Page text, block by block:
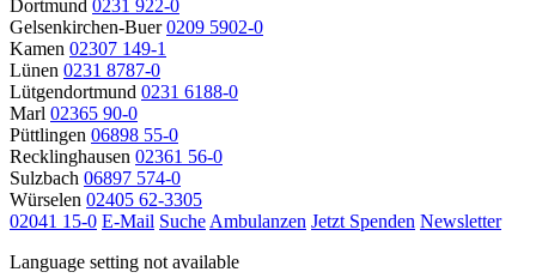
Dortmund 0231 922-0
Gelsenkirchen-Buer 0209 5902-0
Kamen 02307 149-1
Lünen 0231 8787-0
Lütgendortmund 0231 6188-0
Marl 02365 90-0
Püttlingen 06898 55-0
Recklinghausen 02361 56-0
Sulzbach 06897 574-0
Würselen 02405 62-3305
02041 15-0 E-Mail Suche Ambulanzen Jetzt Spenden Newsletter
Language setting not available